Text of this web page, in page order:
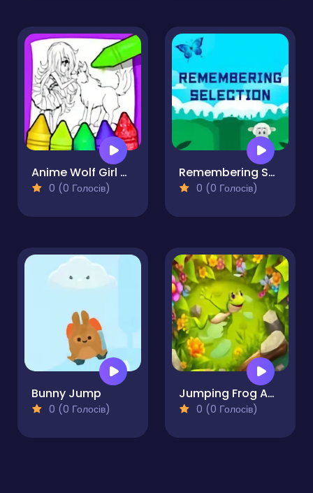
Anime Wolf Girl Coloring Pages
0 (0 Голосів)
Remembering Selection
0 (0 Голосів)
Bunny Jump
0 (0 Голосів)
Jumping Frog Adventure
0 (0 Голосів)